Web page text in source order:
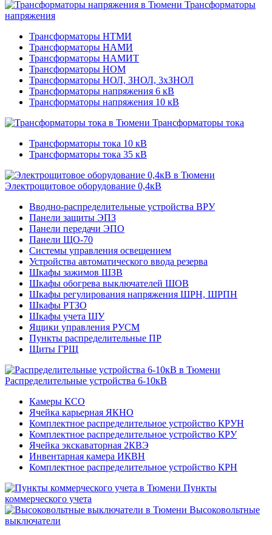
Трансформаторы
напряжения
Трансформаторы НТМИ
Трансформаторы НАМИ
Трансформаторы НАМИТ
Трансформаторы НОМ
Трансформаторы НОЛ, ЗНОЛ, 3хЗНОЛ
Трансформаторы напряжения 6 кВ
Трансформаторы напряжения 10 кВ
Трансформаторы тока
Трансформаторы тока 10 кВ
Трансформаторы тока 35 кВ
Электрощитовое оборудование 0,4кВ
Вводно-распределительные устройства ВРУ
Панели защиты ЭПЗ
Панели передачи ЭПО
Панели ЩО-70
Системы управления освещением
Устройства автоматического ввода резерва
Шкафы зажимов ШЗВ
Шкафы обогрева выключателей ШОВ
Шкафы регулирования напряжения ШРН, ШРПН
Шкафы РТЗО
Шкафы учета ШУ
Ящики управления РУСМ
Пункты распределительные ПР
Щиты ГРЩ
Распределительные устройства 6-10кВ
Камеры КСО
Ячейка карьерная ЯКНО
Комплектное распределительное устройство КРУН
Комплектное распределительное устройство КРУ
Ячейка экскаваторная 2КВЭ
Инвентарная камера ИКВН
Комплектное распределительное устройство КРН
Пункты
коммерческого учета
Высоковольтные
выключатели